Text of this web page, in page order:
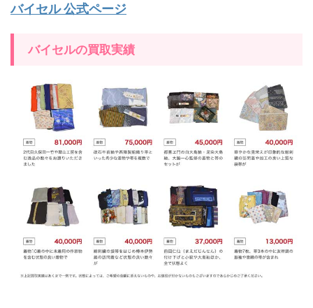
バイセル 公式ページ
バイセルの買取実績